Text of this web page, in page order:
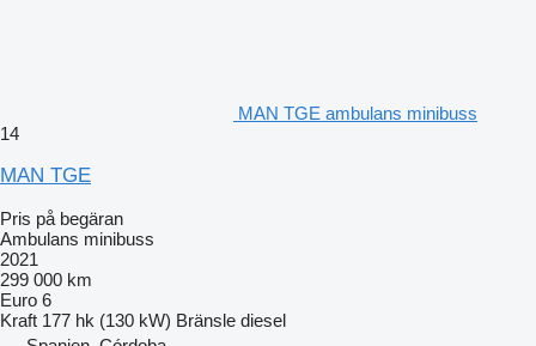
MAN TGE ambulans minibuss
14
MAN TGE
Pris på begäran
Ambulans minibuss
2021
299 000 km
Euro 6
Kraft 177 hk (130 kW) Bränsle diesel